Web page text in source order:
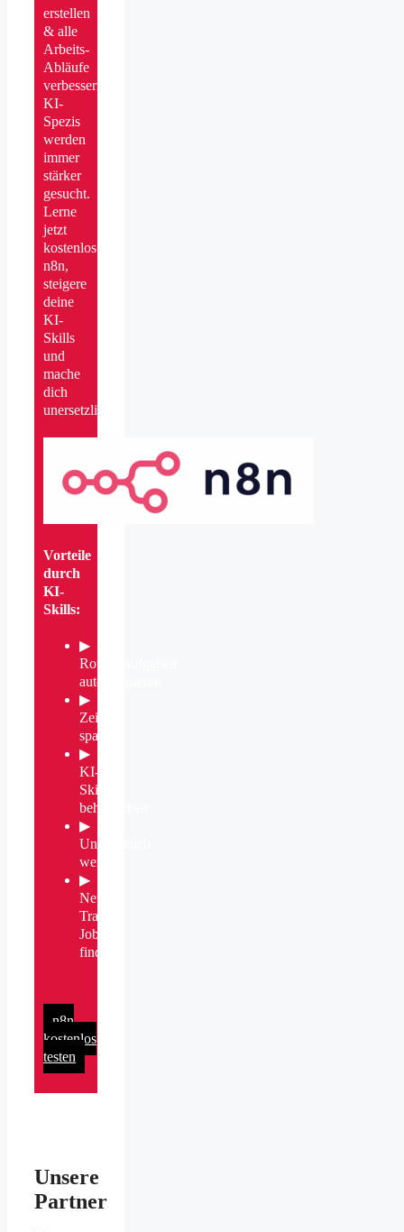
erstellen
& alle
Arbeits-
Abläufe
verbessern.
KI-
Spezis
werden
immer
stärker
gesucht.
Lerne
jetzt
kostenlos
n8n,
steigere
deine
KI-
Skills
und
mache
dich
unersetzlich!
Vorteile
durch
KI-
Skills:
▶
Routineaufgaben
automatisieren
▶
Zeit
sparen
▶
KI-
Skills
beherrschen
▶
Unersetzlich
werden
▶
Neuen
Traum-
Job
finden
n8n
kostenlos
testen
Unsere
Partner